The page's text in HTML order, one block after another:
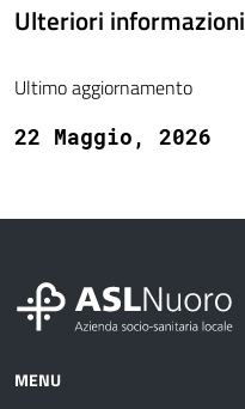
Ulteriori informazioni
Ultimo aggiornamento
22 Maggio, 2026
MENU